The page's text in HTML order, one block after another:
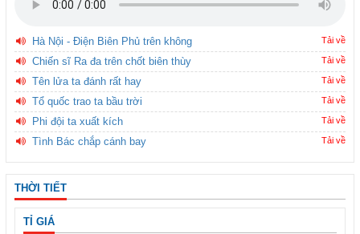
Hà Nội - Điện Biên Phủ trên không Tải về
Chiến sĩ Ra đa trên chốt biên thùy Tải về
Tên lửa ta đánh rất hay Tải về
Tổ quốc trao ta bầu trời Tải về
Phi đội ta xuất kích Tải về
Tình Bác chắp cánh bay Tải về
THỜI TIẾT
TỈ GIÁ